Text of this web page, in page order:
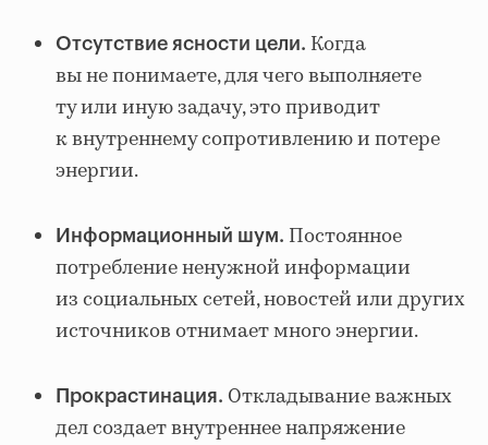
Отсутствие ясности цели. Когда
вы не понимаете, для чего выполняете
ту или иную задачу, это приводит
к внутреннему сопротивлению и потере
энергии.
Информационный шум. Постоянное
потребление ненужной информации
из социальных сетей, новостей или других
источников отнимает много энергии.
Прокрастинация. Откладывание важных
дел создает внутреннее напряжение